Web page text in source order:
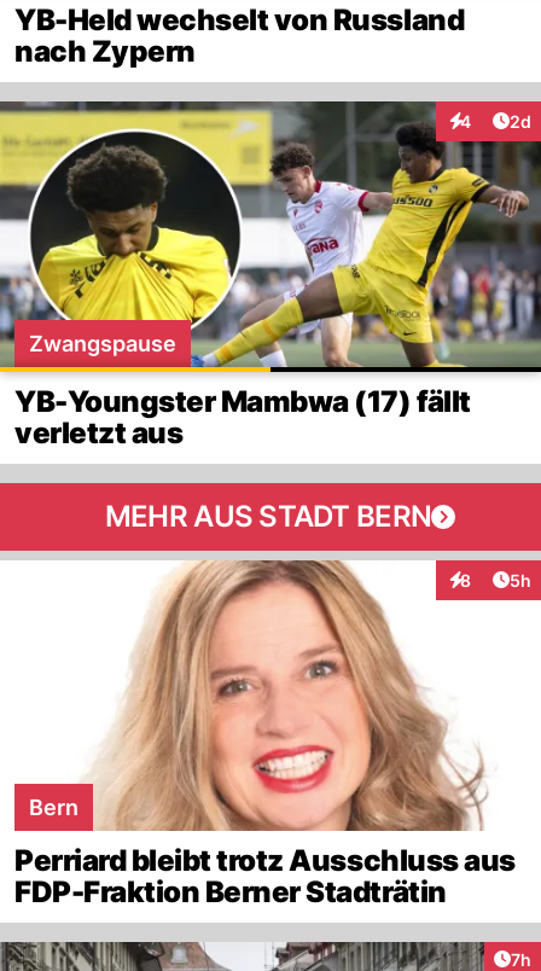
YB-Held wechselt von Russland
nach Zypern
4 2d
Zwangspause
YB-Youngster Mambwa (17) fällt
verletzt aus
MEHR AUS STADT BERN
8 5h
Bern
Perriard bleibt trotz Ausschluss aus
FDP-Fraktion Berner Stadträtin
7h